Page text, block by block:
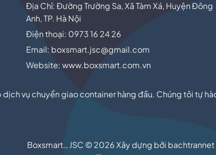
Địa Chỉ: Đường Trường Sa, Xã Tàm Xá, Huyện Đông
Anh, TP. Hà Nội
Điện thoại: 0973 16 24 26
Email: boxsmart.jsc@gmail.com
Website: www.boxsmart.com.vn
dịch vụ chuyển giao container hàng đầu. Chúng tôi tự
Boxsmart., JSC © 2026 Xây dựng bởi bachtrannet